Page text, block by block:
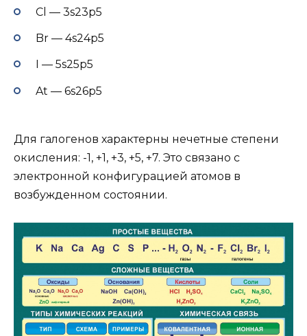
Cl — 3s23p5
Br — 4s24p5
I — 5s25p5
At — 6s26p5
Для галогенов характерны нечетные степени
окисления: -1, +1, +3, +5, +7. Это связано с
электронной конфигурацией атомов в
возбужденном состоянии.